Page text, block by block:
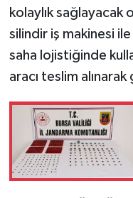
kolaylık
silindir iş makinesi
saha lojistiğinde
aracı teslim